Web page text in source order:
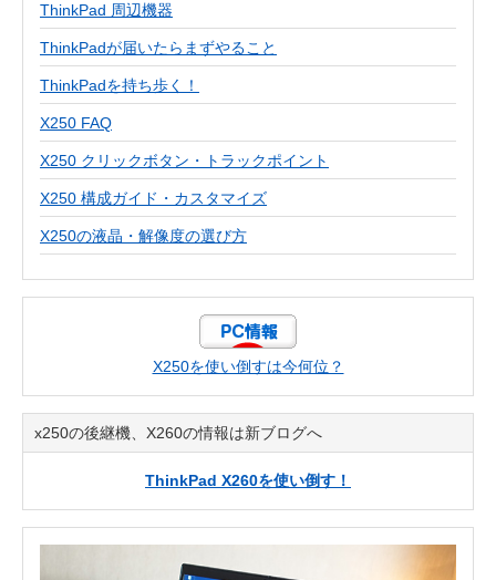
ThinkPad 周辺機器
ThinkPadが届いたらまずやること
ThinkPadを持ち歩く！
X250 FAQ
X250 クリックボタン・トラックポイント
X250 構成ガイド・カスタマイズ
X250の液晶・解像度の選び方
X250を使い倒すは今何位？
x250の後継機、X260の情報は新ブログへ
ThinkPad X260を使い倒す！